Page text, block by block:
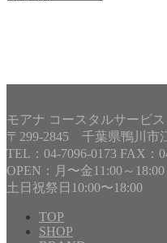
モアナ コースタルサービス
〒299-2845 千葉県鴨川市
TEL：04-7096-0173 FAX：
OPEN：月〜金11:00～
土日祝祭日10:00〜18:00
TOP
SHOP